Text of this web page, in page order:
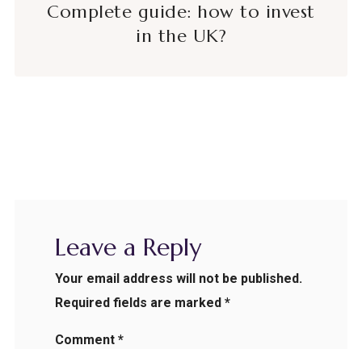
Complete guide: how to invest
in the UK?
Leave a Reply
Your email address will not be published.
Required fields are marked *
Comment *